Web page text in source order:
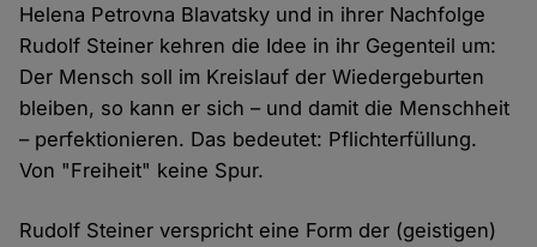
Helena Petrovna Blavatsky und in ihrer Nachfolge
Rudolf Steiner kehren die Idee in ihr Gegenteil um:
Der Mensch soll im Kreislauf der Wiedergeburten
bleiben, so kann er sich – und damit die Menschheit
– perfektionieren. Das bedeutet: Pflichterfüllung.
Von "Freiheit" keine Spur.
Rudolf Steiner verspricht eine Form der (geistigen)